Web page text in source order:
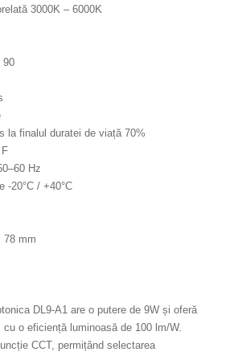
3000K – 6000K
90
la finalul duratei de viață 70%
Hz
-20°C / +40°C
78 mm
DL9-A1 are o putere de 9W și oferă
o eficiență luminoasă de 100 lm/W.
CCT, permițând selectarea